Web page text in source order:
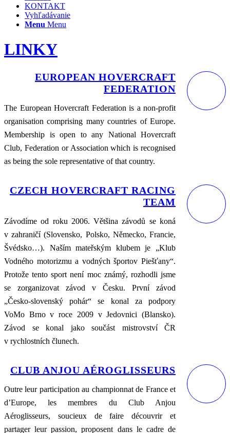
KONTAKT
Vyhľadávanie
Menu Menu
LINKY
EUROPEAN HOVERCRAFT
FEDERATION
The European Hovercraft Federation is a non-profit
organisation comprising many countries of Europe.
Membership is open to any National Hovercraft
Club, Federation or Association which is recognised
as being the sole representative of that country.
CZECH HOVERCRAFT RACING
TEAM
Závodíme od roku 2006. Většina závodů se koná
v zahraničí (Slovensko, Polsko, Německo, Francie,
Švédsko…). Naším mateřským klubem je „Klub
Vodného motorizmu a vodných športov Piešťany“.
Protože tento sport není moc známý, rozhodli jsme
se zorganizovat závod v Česku. První závod
„Česko-slovenský pohár“ se konal za podpory
VoMo Brno v roce 2009 v Jedovnici (Blansko).
Závod se konal jako součást mistrovství ČR
v rychlostních člunech.
CLUB ANJOU AÉROGLISSEURS
Outre leur participation au championnat de France et
d’Europe, les membres du Club Anjou
Aéroglisseurs, soucieux de faire découvrir et
partager leur passion, proposent dans le cadre de